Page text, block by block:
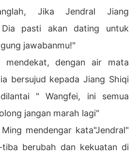
Jika Jendral Jiang
Dia pasti akan dating untuk
jawabanmu!"
mendekat, dengan air mata
bersujud kepada Jiang Shiqi
" Wangfei, ini semua
jangan marah lagi"
mendengar kata"Jendral"
tiba berubah dan kekuatan di